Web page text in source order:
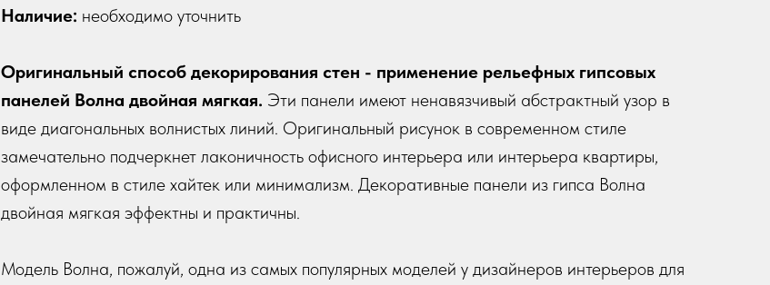
Наличие: необходимо уточнить
Оригинальный способ декорирования стен - применение рельефных гипсовых
панелей Волна двойная мягкая. Эти панели имеют ненавязчивый абстрактный узор в
виде диагональных волнистых линий. Оригинальный рисунок в современном стиле
замечательно подчеркнет лаконичность офисного интерьера или интерьера квартиры,
оформленном в стиле хайтек или минимализм. Декоративные панели из гипса Волна
двойная мягкая эффектны и практичны.
Модель Волна, пожалуй, одна из самых популярных моделей у дизайнеров интерьеров для